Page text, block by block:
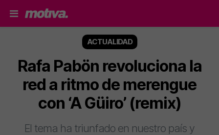
ACTUALIDAD
Rafa Pabön revoluciona la
red a ritmo de merengue
con ‘A Güiro’ (remix)
El tema ha triunfado en nuestro país y